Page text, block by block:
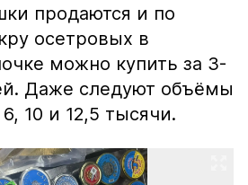
продаются и по
осетровых в
можно купить за 3-
Даже следуют объёмы
10 и 12,5 тысячи.